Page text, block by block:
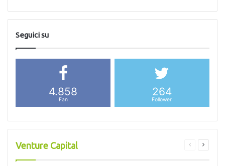
Seguici su
4.858
Fan
264
Follower
Venture Capital
PaginaPagina